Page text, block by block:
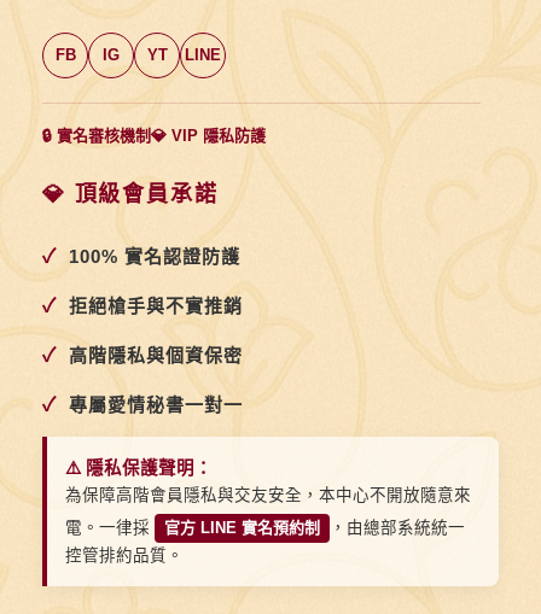
FB IG YT LINE
🔒 實名審核機制💎 VIP 隱私防護
💎 頂級會員承諾
✓ 100% 實名認證防護
✓ 拒絕槍手與不實推銷
✓ 高階隱私與個資保密
✓ 專屬愛情秘書一對一
⚠️ 隱私保護聲明：
為保障高階會員隱私與交友安全，本中心不開放隨意來
電。一律採
官方 LINE 實名預約制
，由總部系統統一
控管排約品質。